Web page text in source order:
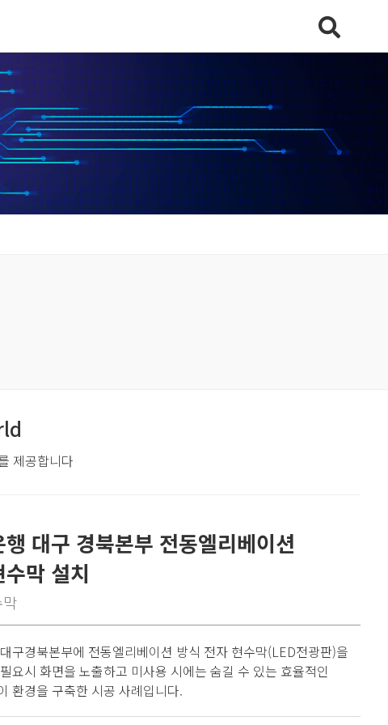
제공합니다
대구 경북본부 전동엘리베이션
막 설치
구경북본부에 전동엘리베이션 방식 전자 현수막(LED전광판)을
요시 화면을 노출하고 미사용 시에는 숨길 수 있는 효율적인
환경을 구축한 시공 사례입니다.